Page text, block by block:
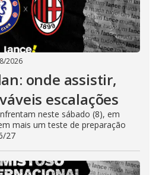
2026
onde assistir,
escalações
neste sábado (8), em
mais um teste de preparação
27